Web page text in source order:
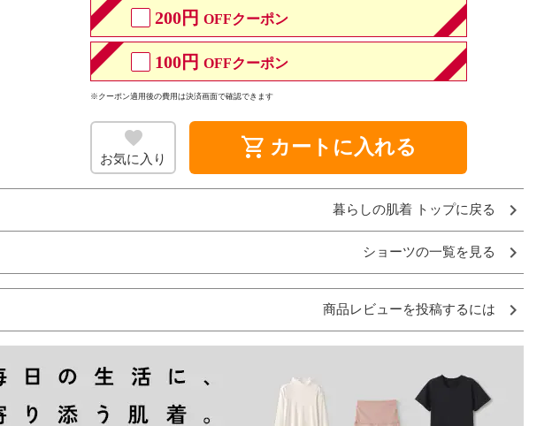
200円 OFFクーポン
100円 OFFクーポン
※クーポン適用後の費用は決済画面で確認できます
お気に入り shopping_cart カートに入れる
暮らしの肌着 トップに戻る
ショーツの一覧を見る
商品レビューを投稿するには